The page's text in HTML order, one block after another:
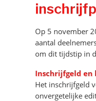
Op 5 november
aantal
om dit tijdstip in
Inschrijfgeld en
Het inschrijfgeld
onvergetelijke